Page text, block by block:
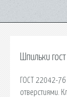
Шпильки
ГОСТ 22042-76
отверстиями.